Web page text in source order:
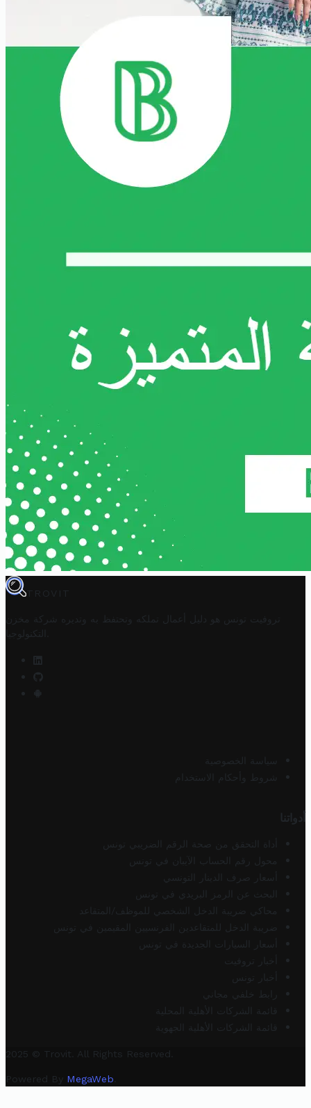
TROVIT
تروفيت تونس هو دليل أعمال تملكه وتحتفظ به وتديره
شركة مخزن
التكنولوجيا
سياسة الخصوصية
شروط وأحكام الاستخدام
أدواتنا
أداة التحقق من صحة الرقم الضريبي تونس
محول رقم الحساب الآيبان في تونس
أسعار صرف الدينار التونسي
البحث عن الرمز البريدي في تونس
محاكي ضريبة الدخل الشخصي للموظف/المتقاعد
ضريبة الدخل للمتقاعدين الفرنسيين المقيمين في تونس
أسعار السيارات الجديدة في تونس
أخبار تروفيت
أخبار تونس
رابط خلفي مجاني
قائمة الشركات الأهلية المحلية
قائمة الشركات الأهلية الجهوية
2025 © Trovit. All Rights Reserved.
Powered By MegaWeb